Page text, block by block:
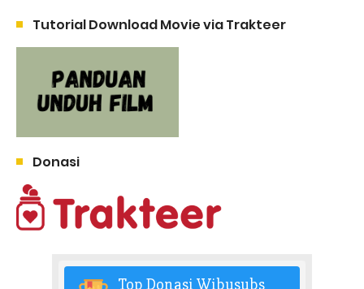
Tutorial Download Movie via Trakteer
Donasi